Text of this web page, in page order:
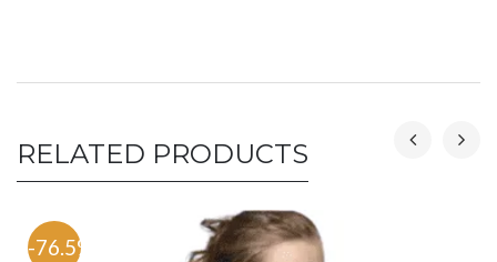
RELATED PRODUCTS
-76.5%